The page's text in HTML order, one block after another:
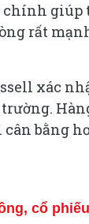
chính
rất
xác
bằng
cổ